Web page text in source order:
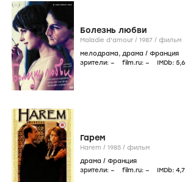
Болезнь любви
Maladie d'amour / 1987 / фильм
мелодрама, драма / Франция
зрители: – film.ru: – IMDb: 5,6
Гарем
Harem / 1985 / фильм
драма / Франция
зрители: – film.ru: – IMDb: 4,7